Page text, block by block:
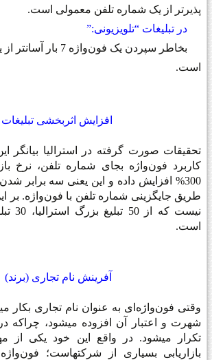
پذیرتر از یک شماره تلفن معمولی است.
در تبلیغات “تلویزیونی”:
بخاطر سپردن یک فون‌واژه 7 بار آسانتر
است.
افزایش اثربخشی تبلیغات
تحقیقات صورت گرفته در استرالیا
کاربرد فون‌واژه بجای شماره تلفن، نرخ
300% افزایش داده و این یعنی سه برابر شدن
طریق جایگزینی شماره تلفن با فون‌واژه. بر
نیست که
است.
آفرینش نام تجاری (برند)
وقتی فون‌واژه‌ای به عنوان نام تجاری بکار
شهرت و اعتبار آن افزوده میشود، چراکه
تکرار میشود. در واقع این خود یکی از
بازاریابی بسیاری از شرکتهاست؛